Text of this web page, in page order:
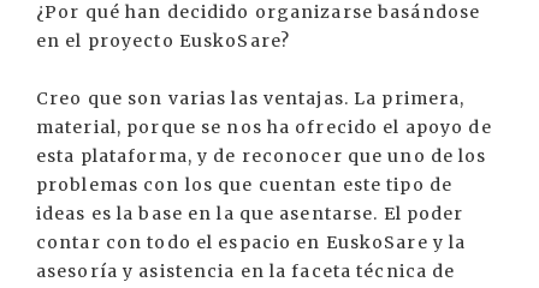
¿Por qué han decidido organizarse basándose
en el proyecto EuskoSare?
Creo que son varias las ventajas. La primera,
material, porque se nos ha ofrecido el apoyo de
esta plataforma, y de reconocer que uno de los
problemas con los que cuentan este tipo de
ideas es la base en la que asentarse. El poder
contar con todo el espacio en EuskoSare y la
asesoría y asistencia en la faceta técnica de